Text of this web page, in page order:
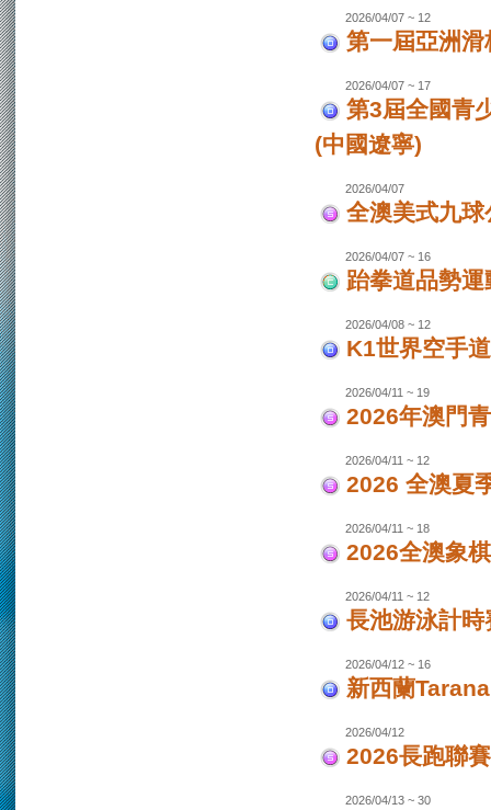
2026/04/07 ~ 12
第一屆亞洲
2026/04/07 ~ 17
第3屆全國青
(中國遼寧)
2026/04/07
全澳美式九球
2026/04/07 ~ 16
跆拳道品勢
2026/04/08 ~ 12
K1世界空手
2026/04/11 ~ 19
2026年澳門
2026/04/11 ~ 12
2026 全澳夏
2026/04/11 ~ 18
2026全澳象
2026/04/11 ~ 12
長池游泳計
2026/04/12 ~ 16
新西蘭
2026/04/12
2026長跑聯
2026/04/13 ~ 30